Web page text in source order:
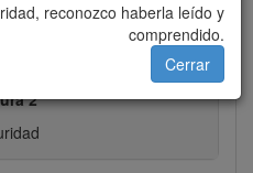
reconozco haberla leído y
comprendido.
Cerrar
2